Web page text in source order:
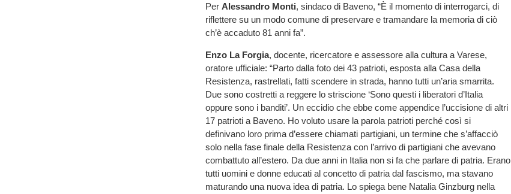
Per Alessandro Monti, sindaco di Baveno, “È il momento di interrogarci, di
riflettere su un modo comune di preservare e tramandare la memoria di ciò
ch’è accaduto 81 anni fa”.
Enzo La Forgia, docente, ricercatore e assessore alla cultura a Varese,
oratore ufficiale: “Parto dalla foto dei 43 patrioti, esposta alla Casa della
Resistenza, rastrellati, fatti scendere in strada, hanno tutti un’aria smarrita.
Due sono costretti a reggere lo striscione ‘Sono questi i liberatori d’Italia
oppure sono i banditi’. Un eccidio che ebbe come appendice l’uccisione di altri
17 patrioti a Baveno. Ho voluto usare la parola patrioti perché così si
definivano loro prima d’essere chiamati partigiani, un termine che s’affacciò
solo nella fase finale della Resistenza con l’arrivo di partigiani che avevano
combattuto all’estero. Da due anni in Italia non si fa che parlare di patria. Erano
tutti uomini e donne educati al concetto di patria dal fascismo, ma stavano
maturando una nuova idea di patria. Lo spiega bene Natalia Ginzburg nella